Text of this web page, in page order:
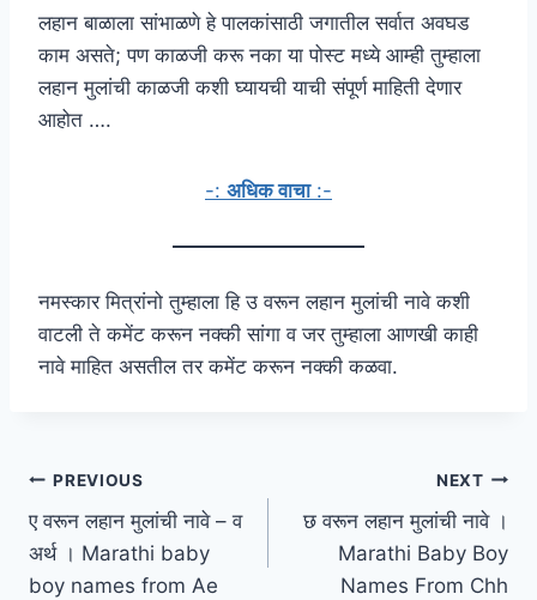
लहान बाळाला सांभाळणे हे पालकांसाठी जगातील सर्वात अवघड
काम असते; पण काळजी करू नका या पोस्ट मध्ये आम्ही तुम्हाला
लहान मुलांची काळजी कशी घ्यायची याची संपूर्ण माहिती देणार
आहोत ….
-: अधिक वाचा:-
नमस्कार मित्रांनो तुम्हाला हि उ वरून लहान मुलांची नावे कशी
वाटली ते कमेंट करून नक्की सांगा व जर तुम्हाला आणखी काही
नावे माहित असतील तर कमेंट करून नक्की कळवा.
Post
navigation
PREVIOUS
ए वरून लहान मुलांची नावे – व
अर्थ । Marathi baby
boy names from Ae
NEXT
छ वरून लहान मुलांची नावे ।
Marathi Baby Boy
Names From Chh